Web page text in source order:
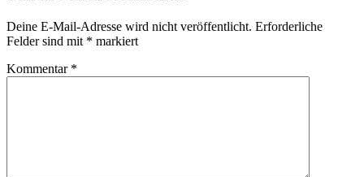
Deine E-Mail-Adresse wird nicht veröffentlicht. Erforderliche
Felder sind mit * markiert
Kommentar *